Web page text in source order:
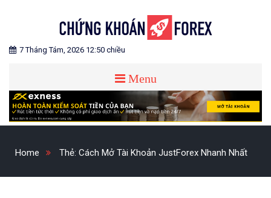
CHỨNG KHOÁN FOREX
Blog chia sẻ về Chứng Khoán và Forex
7 Tháng Tám, 2026 12:50 chiều
Menu
Home Thẻ: Cách Mở Tài Khoản JustForex Nhanh Nhất